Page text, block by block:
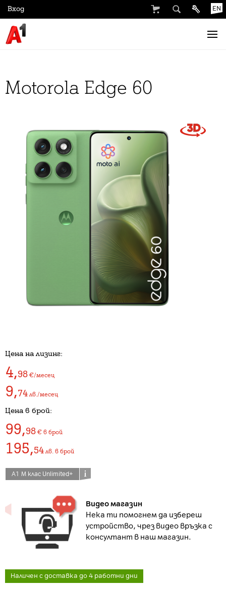
EN
Вход
Motorola Edge 60
Цена на лизинг:
4,98 €/месец
9,74 лв./месец
Цена в брой:
99,98 € в брой
195,54 лв. в брой
А1 М клас Unlimited+
Видео магазин
Нека ти помогнем да избереш
устройство, чрез видео връзка с
консултант в наш магазин.
Наличен с доставка до 4 работни дни